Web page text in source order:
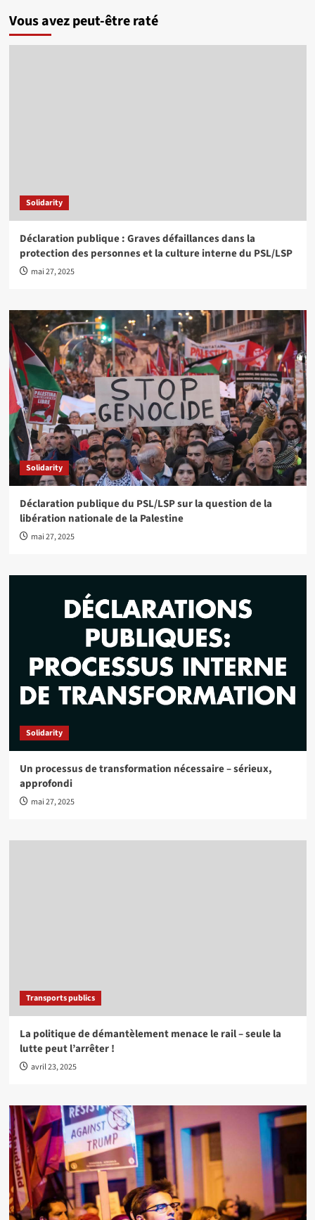
Vous avez peut-être raté
Solidarity
Déclaration publique : Graves défaillances dans la
protection des personnes et la culture interne du PSL/LSP
mai 27, 2025
Solidarity
Déclaration publique du PSL/LSP sur la question de la
libération nationale de la Palestine
mai 27, 2025
Solidarity
Un processus de transformation nécessaire – sérieux,
approfondi
mai 27, 2025
Transports publics
La politique de démantèlement menace le rail – seule la
lutte peut l’arrêter !
avril 23, 2025